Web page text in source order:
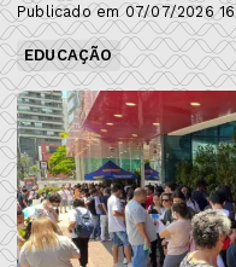
Publicado em 07/07/2026
EDUCAÇÃO